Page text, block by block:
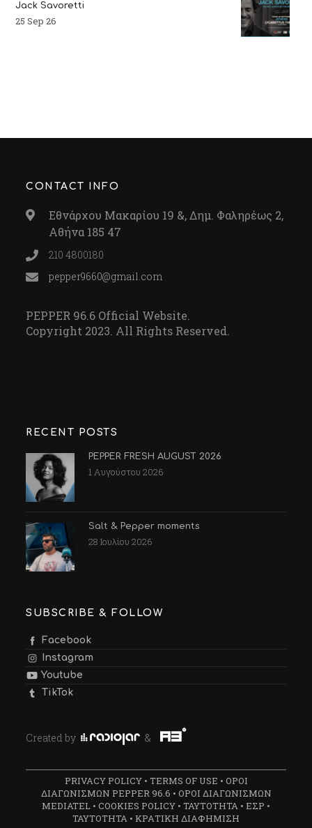
Jack Savoretti
25 Sep 26
CONTACT INFO
Εθνάρχου Μακαρίου 19 &, Δημ. Φαληρέως 2,
Αθήνα 185 47
210 4800180
pepper9660@gmail.com
PEPPER 96.6 Official Website.
Copyright 2023. All Rights Reserved.
RECENT POSTS
PEPPER FRESH AUGUST 2026
1 Αυγούστου 2026
Salt & Pepper moments
28 Ιουλίου 2026
SUBSCRIBE & FOLLOW
Facebook
Instagram
Youtube
TikTok
Created by &
PRIVACY POLICY• TERMS OF USE • ΟΡΟΙ
ΔΙΑΓΩΝΙΣΜΩΝ PEPPER 96.6 • ΟΡΟΙ ΔΙΑΓΩΝΙΣΜΩΝ
MEDIATEL • COOKIES POLICY • ΤΑΥΤΟΤΗΤΑ • ΕΣΡ •
ΤΑΥΤΟΤΗΤΑ • ΚΡΑΤΙΚΗ ΔΙΑΦΗΜΙΣΗ